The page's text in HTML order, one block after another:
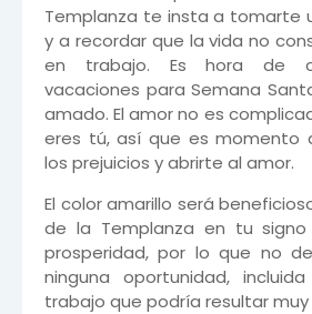
Templanza te insta a tomarte
y a recordar que la vida no
en trabajo. Es hora de
vacaciones para Semana
amado. El amor no es
eres tú, así que es momento
los prejuicios y abrirte al amor.
El color amarillo será
de la Templanza en tu
prosperidad, por lo que no
ninguna oportunidad,
trabajo que podría resultar